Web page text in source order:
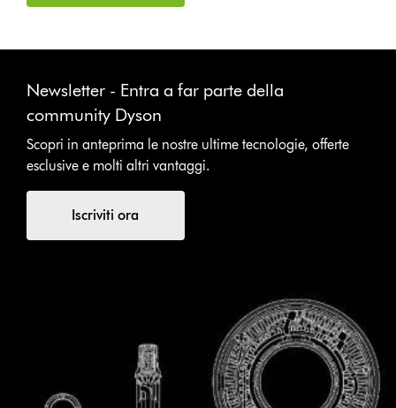
Newsletter - Entra a far parte della
community Dyson
Scopri in anteprima le nostre ultime tecnologie, offerte
esclusive e molti altri vantaggi.
Iscriviti ora